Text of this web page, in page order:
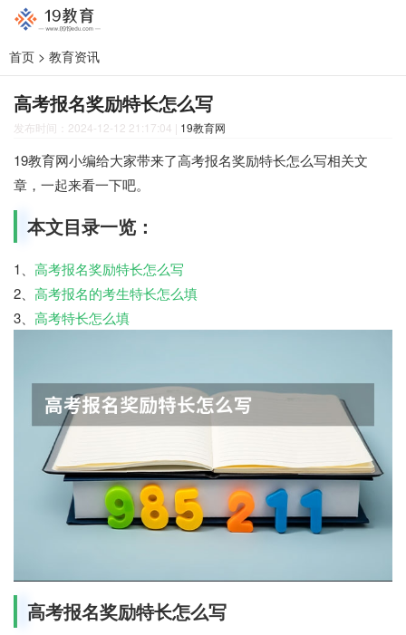
首页 > 教育资讯
高考报名奖励特长怎么写
发布时间：2024-12-12 21:17:04 | 19教育网
19教育网小编给大家带来了高考报名奖励特长怎么写相关文
章，一起来看一下吧。
本文目录一览：
1、 高考报名奖励特长怎么写
2、 高考报名的考生特长怎么填
3、 高考特长怎么填
高考报名奖励特长怎么写